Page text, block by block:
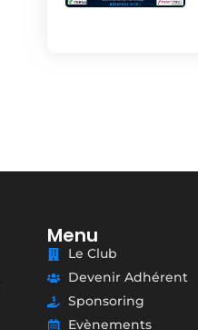
Menu
Le Club
Devenir Adhérent
Sponsoring
Evènements